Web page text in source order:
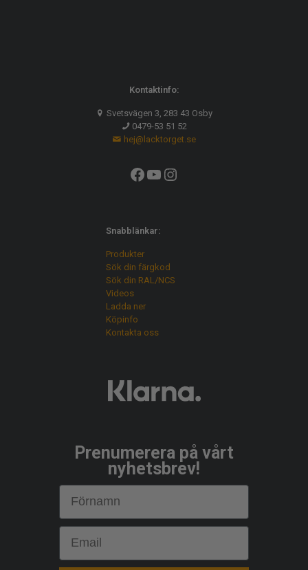
Kontaktinfo:
Svetsvägen 3, 283 43 Osby
0479-53 51 52
hej@lacktorget.se
Facebook
YouTube
Instagram
Snabblänkar:
Produkter
Sök din färgkod
Sök din RAL/NCS
Videos
Ladda ner
Köpinfo
Kontakta oss
Prenumerera på vårt
nyhetsbrev!
First Name
Email